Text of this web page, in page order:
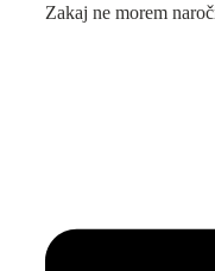
Zakaj ne morem